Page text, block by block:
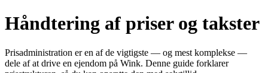
Håndtering af priser og takster
Prisadministration er en af de vigtigste — og mest komplekse —
dele af at drive en ejendom på Wink. Denne guide forklarer